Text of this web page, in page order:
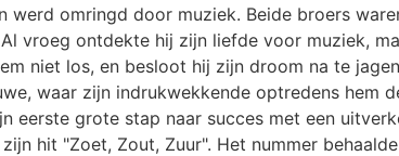
werd omringd door muziek. Beide broers
vroeg ontdekte hij zijn liefde voor muziek,
niet los, en besloot hij zijn droom na te
waar zijn indrukwekkende optredens hem
eerste grote stap naar succes met een
hit "Zoet, Zout, Zuur". Het nummer